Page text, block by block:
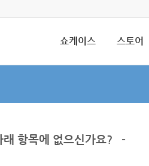
쇼케이스 스토어
항목에 없으신가요? -